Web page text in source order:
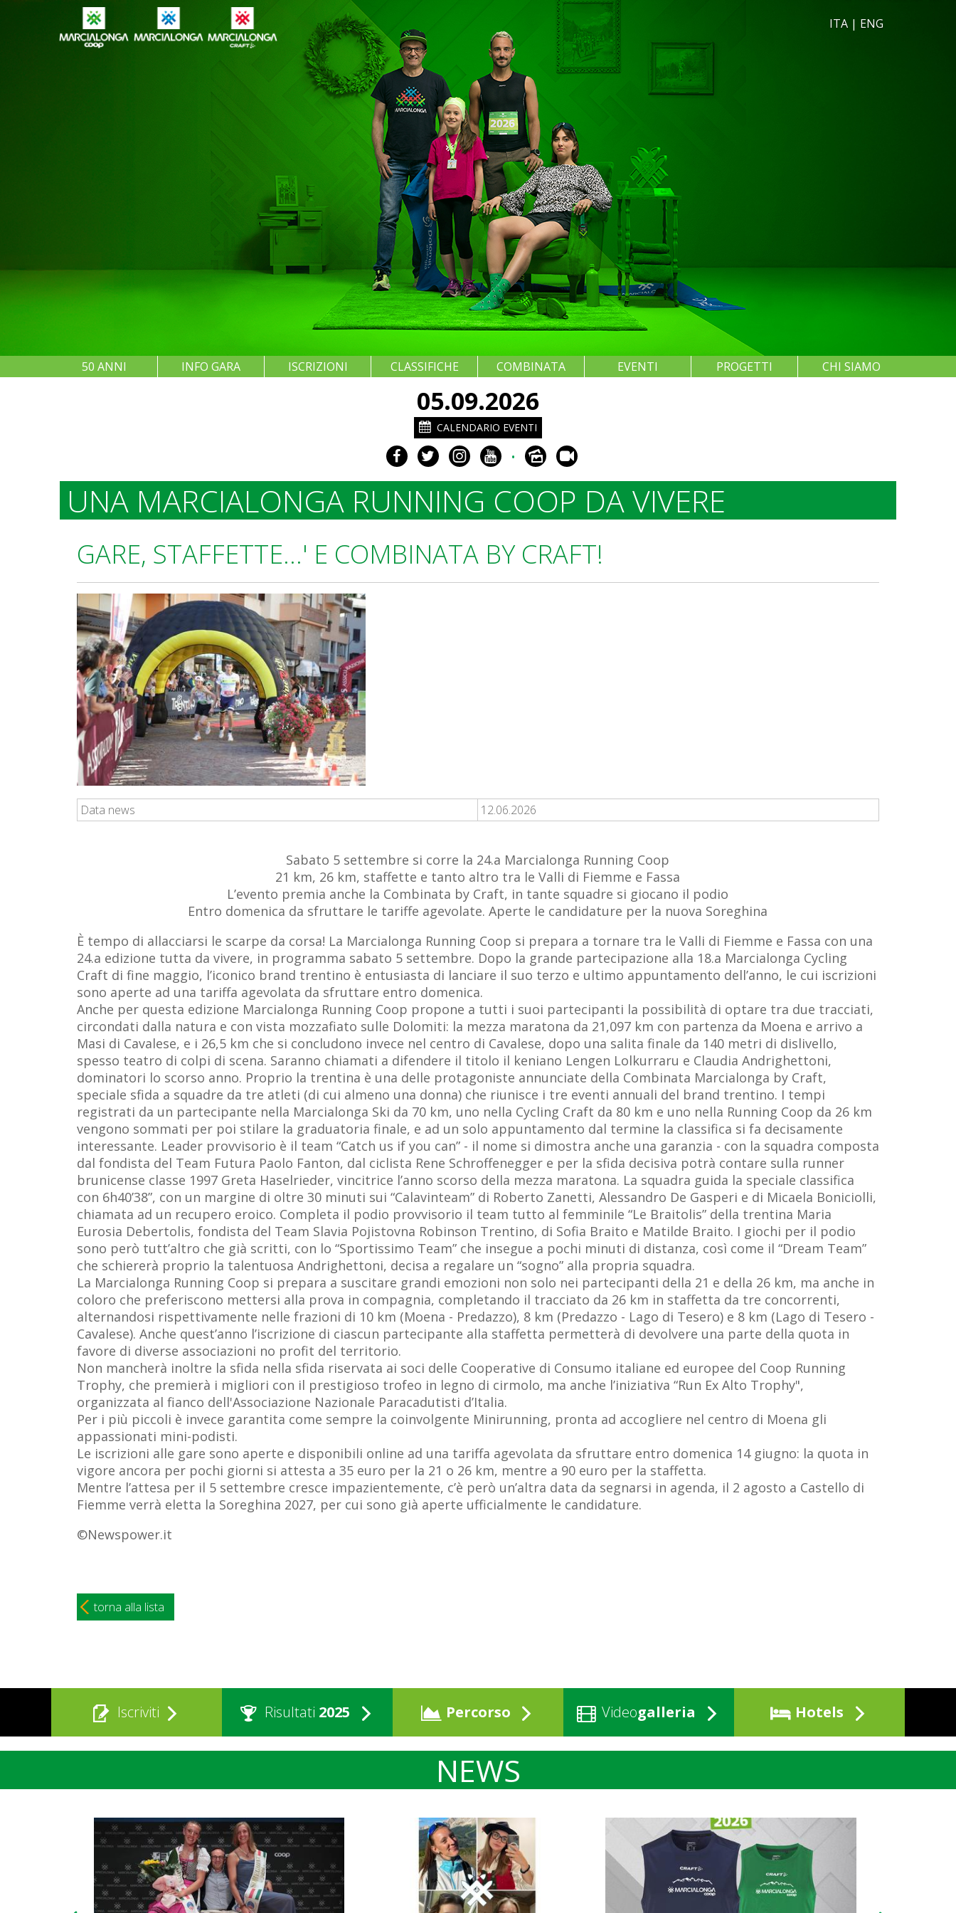
ITA | ENG
50 ANNI INFO GARA ISCRIZIONI CLASSIFICHE COMBINATA EVENTI PROGETTI CHI SIAMO
05.09.2026
CALENDARIO EVENTI
•
UNA MARCIALONGA RUNNING COOP DA VIVERE
GARE, STAFFETTE...' E COMBINATA BY CRAFT!
Data news 12.06.2026
Sabato 5 settembre si corre la 24.a Marcialonga Running Coop
21 km, 26 km, staffette e tanto altro tra le Valli di Fiemme e Fassa
L’evento premia anche la Combinata by Craft, in tante squadre si giocano il podio
Entro domenica da sfruttare le tariffe agevolate. Aperte le candidature per la nuova Soreghina
È tempo di allacciarsi le scarpe da corsa! La Marcialonga Running Coop si prepara a tornare tra le Valli di Fiemme e Fassa con una
24.a edizione tutta da vivere, in programma sabato 5 settembre. Dopo la grande partecipazione alla 18.a Marcialonga Cycling
Craft di fine maggio, l’iconico brand trentino è entusiasta di lanciare il suo terzo e ultimo appuntamento dell’anno, le cui iscrizioni
sono aperte ad una tariffa agevolata da sfruttare entro domenica.
Anche per questa edizione Marcialonga Running Coop propone a tutti i suoi partecipanti la possibilità di optare tra due tracciati,
circondati dalla natura e con vista mozzafiato sulle Dolomiti: la mezza maratona da 21,097 km con partenza da Moena e arrivo a
Masi di Cavalese, e i 26,5 km che si concludono invece nel centro di Cavalese, dopo una salita finale da 140 metri di dislivello,
spesso teatro di colpi di scena. Saranno chiamati a difendere il titolo il keniano Lengen Lolkurraru e Claudia Andrighettoni,
dominatori lo scorso anno. Proprio la trentina è una delle protagoniste annunciate della Combinata Marcialonga by Craft,
speciale sfida a squadre da tre atleti (di cui almeno una donna) che riunisce i tre eventi annuali del brand trentino. I tempi
registrati da un partecipante nella Marcialonga Ski da 70 km, uno nella Cycling Craft da 80 km e uno nella Running Coop da 26 km
vengono sommati per poi stilare la graduatoria finale, e ad un solo appuntamento dal termine la classifica si fa decisamente
interessante. Leader provvisorio è il team “Catch us if you can” - il nome si dimostra anche una garanzia - con la squadra composta
dal fondista del Team Futura Paolo Fanton, dal ciclista Rene Schroffenegger e per la sfida decisiva potrà contare sulla runner
brunicense classe 1997 Greta Haselrieder, vincitrice l’anno scorso della mezza maratona. La squadra guida la speciale classifica
con 6h40’38”, con un margine di oltre 30 minuti sui “Calavinteam” di Roberto Zanetti, Alessandro De Gasperi e di Micaela Boniciolli,
chiamata ad un recupero eroico. Completa il podio provvisorio il team tutto al femminile “Le Braitolis” della trentina Maria
Eurosia Debertolis, fondista del Team Slavia Pojistovna Robinson Trentino, di Sofia Braito e Matilde Braito. I giochi per il podio
sono però tutt’altro che già scritti, con lo “Sportissimo Team” che insegue a pochi minuti di distanza, così come il “Dream Team”
che schiererà proprio la talentuosa Andrighettoni, decisa a regalare un “sogno” alla propria squadra.
La Marcialonga Running Coop si prepara a suscitare grandi emozioni non solo nei partecipanti della 21 e della 26 km, ma anche in
coloro che preferiscono mettersi alla prova in compagnia, completando il tracciato da 26 km in staffetta da tre concorrenti,
alternandosi rispettivamente nelle frazioni di 10 km (Moena - Predazzo), 8 km (Predazzo - Lago di Tesero) e 8 km (Lago di Tesero -
Cavalese). Anche quest’anno l’iscrizione di ciascun partecipante alla staffetta permetterà di devolvere una parte della quota in
favore di diverse associazioni no profit del territorio.
Non mancherà inoltre la sfida nella sfida riservata ai soci delle Cooperative di Consumo italiane ed europee del Coop Running
Trophy, che premierà i migliori con il prestigioso trofeo in legno di cirmolo, ma anche l’iniziativa “Run Ex Alto Trophy",
organizzata al fianco dell'Associazione Nazionale Paracadutisti d’Italia.
Per i più piccoli è invece garantita come sempre la coinvolgente Minirunning, pronta ad accogliere nel centro di Moena gli
appassionati mini-podisti.
Le iscrizioni alle gare sono aperte e disponibili online ad una tariffa agevolata da sfruttare entro domenica 14 giugno: la quota in
vigore ancora per pochi giorni si attesta a 35 euro per la 21 o 26 km, mentre a 90 euro per la staffetta.
Mentre l’attesa per il 5 settembre cresce impazientemente, c’è però un’altra data da segnarsi in agenda, il 2 agosto a Castello di
Fiemme verrà eletta la Soreghina 2027, per cui sono già aperte ufficialmente le candidature.
©Newspower.it
torna alla lista
Iscriviti Risultati 2025 Percorso Videogalleria Hotels
NEWS